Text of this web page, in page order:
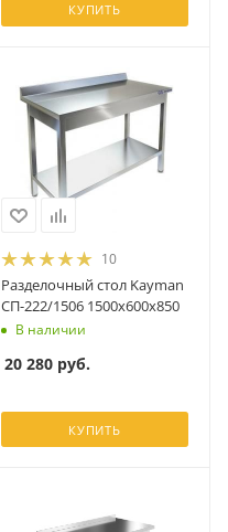
КУПИТЬ
10
Разделочный стол Kayman
СП-222/1506 1500х600х850
В наличии
20 280 руб.
КУПИТЬ